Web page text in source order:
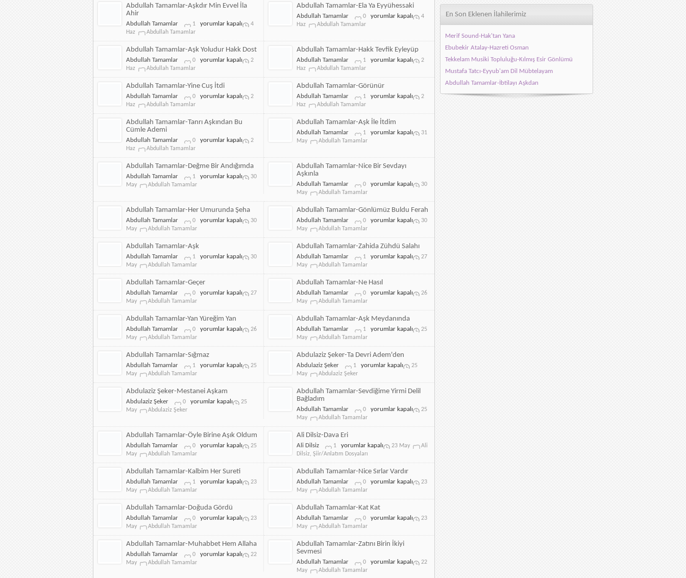
için
Belasına
Mübtela
için
Abdullah Tamamlar-Aşkdır Min Evvel İla
Ahir
Abdullah Tamamlar 1
Abdullah
Aşkdır
Min
İla
yorumlar kapalı
4
Haz
Abdullah Tamamlar
Abdullah Tamamlar-Ela Ya Eyyühessaki
Abdullah Tamamlar 0
Abdullah
Ya
Eyyühessaki
yorumlar kapalı
4
Haz
Abdullah Tamamlar
Abdullah Tamamlar-Aşk Yoludur Hakk Dost
Abdullah Tamamlar 0
Abdullah
Aşk
Yoludur
Dost
yorumlar kapalı
2
Haz
Abdullah Tamamlar
Abdullah Tamamlar-Hakk Tevfik Eyleyüp
Abdullah Tamamlar 1
Abdullah
Hakk
Tevfik
Eyleyüp
için
yorumlar kapalı
2
Haz
Abdullah Tamamlar
Abdullah Tamamlar-Yine Cuş İtdi
Abdullah Tamamlar 0
Abdullah
Yine
Cuş
yorumlar kapalı
2
Haz
Abdullah Tamamlar
Abdullah Tamamlar-Görünür
Abdullah Tamamlar 1
Abdullah
Görünür
için
yorumlar kapalı
2
Haz
Abdullah Tamamlar
Abdullah Tamamlar-Tanrı Aşkından Bu
Cümle Ademi
Abdullah Tamamlar 0
Abdullah
Tanrı
Aşkından
Cümle
yorumlar kapalı
2
Haz
Abdullah Tamamlar
Abdullah Tamamlar-Aşk İle İtdim
Abdullah Tamamlar 1
Abdullah
İle
İtdim
yorumlar kapalı
31
May
Abdullah Tamamlar
Abdullah Tamamlar-Değme Bir Andığımda
Abdullah Tamamlar 1
Abdullah
Bir
Andığımda
yorumlar kapalı
30
May
Abdullah Tamamlar
Abdullah Tamamlar-Nice Bir Sevdayı
Aşkınla
Abdullah Tamamlar 0
Abdullah
Nice
Bir
Aşkınla
yorumlar kapalı
30
May
Abdullah Tamamlar
Abdullah Tamamlar-Her Umurunda Şeha
Abdullah Tamamlar 0
Abdullah
Her
Umurunda
için
yorumlar kapalı
30
May
Abdullah Tamamlar
Abdullah Tamamlar-Gönlümüz Buldu Ferah
Abdullah Tamamlar 0
Abdullah
Gönlümüz
Buldu
için
yorumlar kapalı
30
May
Abdullah Tamamlar
Abdullah Tamamlar-Aşk
Abdullah Tamamlar 1
Abdullah
Aşk
için
yorumlar kapalı
30
May
Abdullah Tamamlar
Abdullah Tamamlar-Zahida Zühdü Salahı
Abdullah Tamamlar 1
Abdullah
Zahida
Zühdü
için
yorumlar kapalı
27
May
Abdullah Tamamlar
Abdullah Tamamlar-Geçer
Abdullah Tamamlar 0
Abdullah
Geçer
için
yorumlar kapalı
27
May
Abdullah Tamamlar
Abdullah Tamamlar-Ne Hasıl
Abdullah Tamamlar 0
Abdullah
Ne
Hasıl
yorumlar kapalı
26
May
Abdullah Tamamlar
Abdullah Tamamlar-Yan Yüreğim Yan
Abdullah Tamamlar 0
Abdullah
Yan
Yüreğim
için
yorumlar kapalı
26
May
Abdullah Tamamlar
Abdullah Tamamlar-Aşk Meydanında
Abdullah Tamamlar 1
Abdullah
Aşk
Meydanında
yorumlar kapalı
25
May
Abdullah Tamamlar
Abdullah Tamamlar-Sığmaz
Abdullah Tamamlar 1
Abdullah
Sığmaz
için
yorumlar kapalı
25
May
Abdullah Tamamlar
Abdulaziz Şeker-Ta Devri Adem'den
Abdulaziz Şeker 1
Abdulaziz
Ta
Devri
için
yorumlar kapalı
25
May
Abdulaziz Şeker
Abdulaziz Şeker-Mestanei Aşkam
Abdulaziz Şeker 0
Abdulaziz
Aşkam
için
yorumlar kapalı
25
May
Abdulaziz Şeker
Abdullah Tamamlar-Sevdiğime Yirmi Delil
Bağladım
Abdullah Tamamlar 0
Abdullah
Sevdiğime
Bağladım
yorumlar kapalı
25
May
Abdullah Tamamlar
Abdullah Tamamlar-Öyle Birine Aşık Oldum
Abdullah Tamamlar 0
Abdullah
Öyle
Birine
Oldum
yorumlar kapalı
25
May
Abdullah Tamamlar
Ali Dilsiz-Dava Eri
Ali Dilsiz 1
Ali
Dilsiz-
Dava
Eri
için
yorumlar kapalı 23 May
Ali
Dilsiz, Şiir/Anlatım Dosyaları
Abdullah Tamamlar-Kalbim Her Sureti
Abdullah Tamamlar 1
Abdullah
Kalbim
Her
için
yorumlar kapalı
23
May
Abdullah Tamamlar
Abdullah Tamamlar-Nice Sırlar Vardır
Abdullah Tamamlar 0
Abdullah
Nice
Sırlar
için
yorumlar kapalı
23
May
Abdullah Tamamlar
Abdullah Tamamlar-Doğuda Gördü
Abdullah Tamamlar 0
Abdullah
Doğuda
Gördü
yorumlar kapalı
23
May
Abdullah Tamamlar
Abdullah Tamamlar-Kat Kat
Abdullah Tamamlar 0
Abdullah
Kat
Kat
yorumlar kapalı
23
May
Abdullah Tamamlar
Abdullah Tamamlar-Muhabbet Hem Allaha
Abdullah Tamamlar 0
Abdullah
yorumlar kapalı
22
May
Abdullah Tamamlar
Abdullah Tamamlar-Zatını Birin İkiyi
Sevmesi
Abdullah Tamamlar 0
Abdullah
yorumlar kapalı
22
May
Abdullah Tamamlar
En Son Eklenen İlahilerimiz
Merif Sound-Hak'tan Yana
Ebubekir Atalay-Hazreti Osman
Tekkelam Musiki Topluluğu-Kılmış Esir Gönlümü
Mustafa Tatcı-Eyyub'am Dil Mübtelayam
Abdullah Tamamlar-İbtilayı Aşkdan